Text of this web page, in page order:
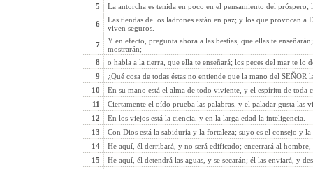
5
La antorcha es tenida en poco en el pensamiento del próspero;
6
Las tiendas de los ladrones están en paz; y los que provocan a
viven seguros.
7
Y en efecto, pregunta ahora a las bestias, que ellas te
mostrarán;
8
o habla a la tierra, que ella te enseñará; los peces del mar te lo
9
¿Qué cosa de todas éstas no entiende que la mano del SEÑOR
10
En su mano está el alma de todo viviente, y el espíritu de toda
11
Ciertamente el oído prueba las palabras, y el paladar gusta las
12
En los viejos está la ciencia, y en la larga edad la inteligencia.
13
Con Dios está la sabiduría y la fortaleza; suyo es el consejo y
14
He aquí, él derribará, y no será edificado; encerrará al
15
He aquí, él detendrá las aguas, y se secarán; él las enviará, y